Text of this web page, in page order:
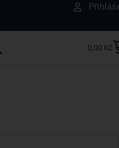
0,00 Kč